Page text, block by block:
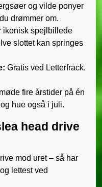
og vilde ponyer
drømmer om.
ikonisk spejlbillede
slottet kan springes
Gratis ved Letterfrack.
fire årstider på én
hue også i juli.
head drive
mod uret – så har
lettest ved